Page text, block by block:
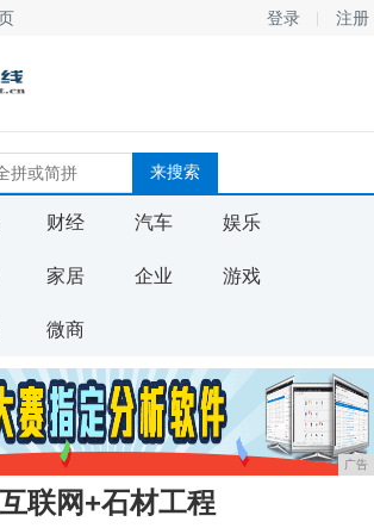
登录 注册
财经 汽车 娱乐
家居 企业 游戏
微商
广告
互联网+石材工程